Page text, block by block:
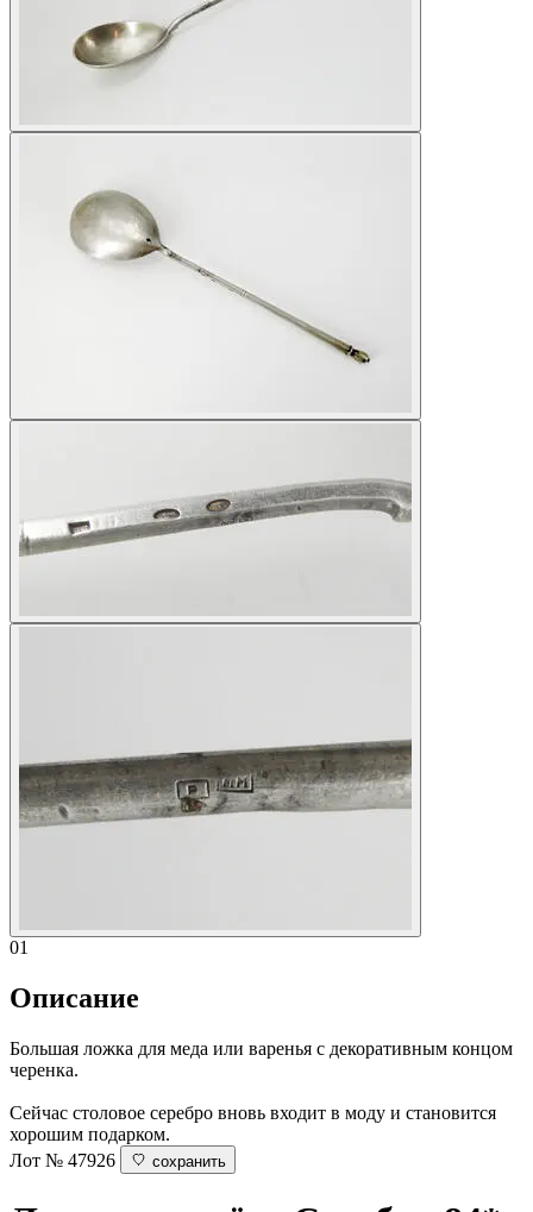
01
Описание
Большая ложка для меда или варенья с декоративным концом
черенка.
Сейчас столовое серебро вновь входит в моду и становится
хорошим подарком.
Лот № 47926
сохранить